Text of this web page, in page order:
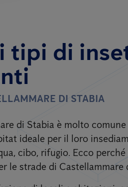
tipi di
DI STABIA
di Stabia è molto comune
ideale per il loro
cibo, rifugio. Ecco
le strade di Castellammare